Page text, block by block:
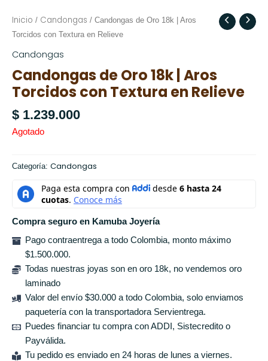
Inicio / Candongas / Candongas de Oro 18k | Aros
Torcidos con Textura en Relieve
Candongas
Candongas de Oro 18k | Aros
Torcidos con Textura en Relieve
$ 1.239.000
Agotado
Categoría: Candongas
Compra seguro en Kamuba Joyería
Pago contraentrega a todo Colombia, monto máximo
$1.500.000.
Todas nuestras joyas son en oro 18k, no vendemos oro
laminado
Valor del envío $30.000 a todo Colombia, solo enviamos
paquetería con la transportadora Servientrega.
Puedes financiar tu compra con ADDI, Sistecredito o
Payválida.
Tu pedido es enviado en 24 horas de lunes a viernes.